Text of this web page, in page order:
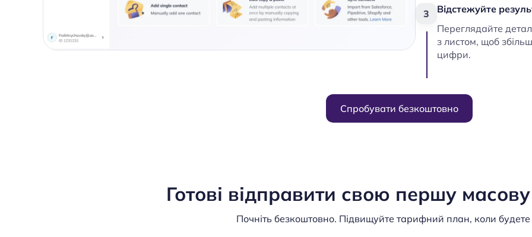
3
Відстежуйте
Переглядайте
з листом, щоб
цифри.
Спробувати безкоштовно
Готові відправити свою першу
Почніть безкоштовно. Підвищуйте тарифний план, коли будете